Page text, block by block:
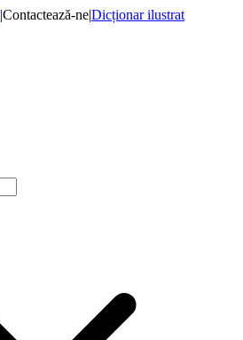
|Contactează-ne|Dicționar ilustrat